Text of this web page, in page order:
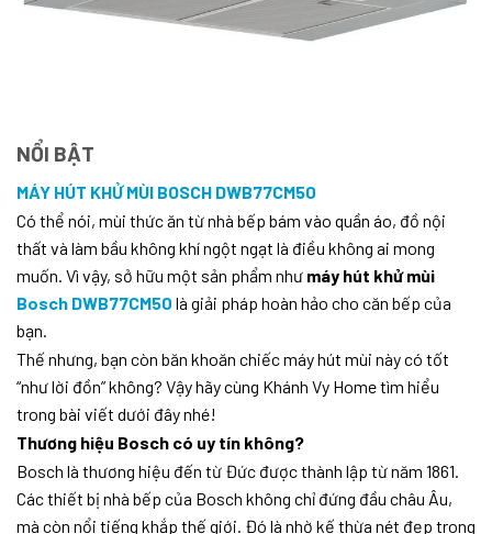
NỔI BẬT
MÁY HÚT KHỬ MÙI BOSCH DWB77CM50
Có thể nói, mùi thức ăn từ nhà bếp bám vào quần áo, đồ nội
thất và làm bầu không khí ngột ngạt là điều không ai mong
muốn. Vì vậy, sở hữu một sản phẩm như máy hút khử mùi
Bosch DWB77CM50 là giải pháp hoàn hảo cho căn bếp của
bạn.
Thế nhưng, bạn còn băn khoăn chiếc máy hút mùi này có tốt
“như lời đồn” không? Vậy hãy cùng Khánh Vy Home tìm hiểu
trong bài viết dưới đây nhé!
Thương hiệu Bosch có uy tín không?
Bosch là thương hiệu đến từ Đức được thành lập từ năm 1861.
Các thiết bị nhà bếp của Bosch không chỉ đứng đầu châu Âu,
mà còn nổi tiếng khắp thế giới. Đó là nhờ kế thừa nét đẹp trong